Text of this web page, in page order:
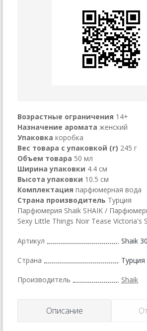
Возрастные ограничения 14+
Назначение аромата женский
Упаковка коробка
Вес товара с упаковкой (г) 245 г
Объем товара 50 мл
Ширина упаковки 4.4 см
Высота упаковки 10.5 см
Комплектация парфюмерная вода
Страна производитель Турция
Парфюмерия Shaik SHAIK /
Sexy Little Things Noir Tease Victoria's
Артикул Shaik
Страна Турция
Производитель Shaik
Описание